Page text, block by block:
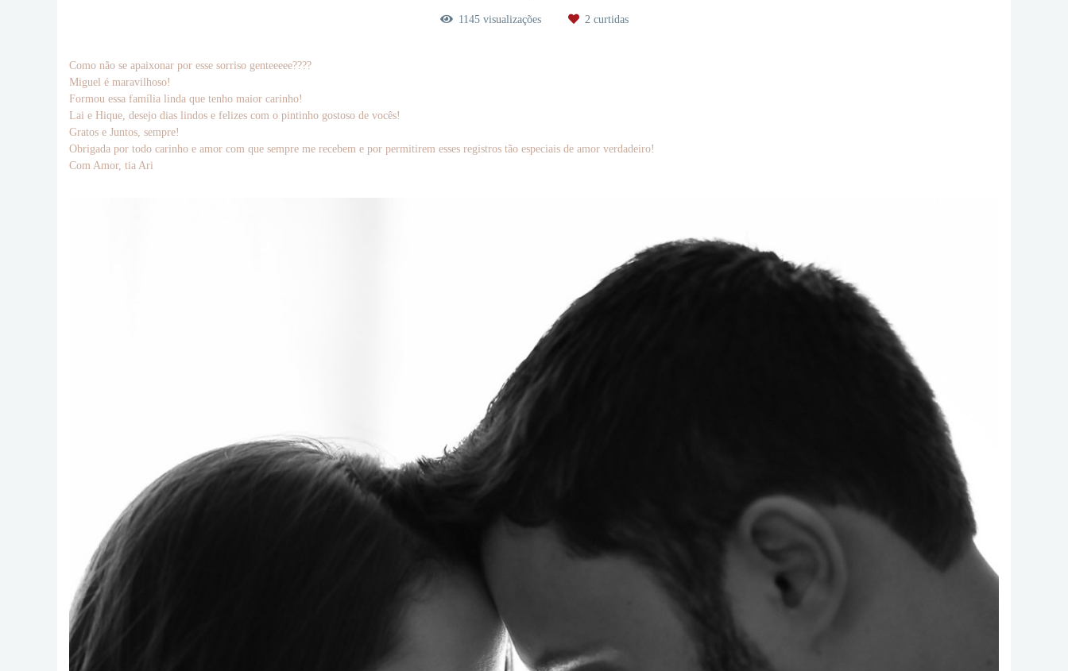
1145visualizações 2curtidas
Como não se apaixonar por esse sorriso genteeeee????
Miguel é maravilhoso!
Formou essa família linda que tenho maior carinho!
Lai e Hique, desejo dias lindos e felizes com o pintinho gostoso de vocês!
Gratos e Juntos, sempre!
Obrigada por todo carinho e amor com que sempre me recebem e por permitirem esses registros tão especiais de amor verdadeiro!
Com Amor, tia Ari